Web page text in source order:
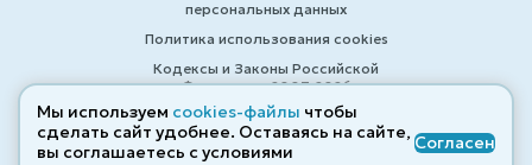
персональных данных
Политика использования cookies
Кодексы и Законы Российской
Федерации 2007-2026
© ZAKONRF.INFO
Мы используем cookies-файлы чтобы
сделать сайт удобнее. Оставаясь на сайте,
вы соглашаетесь с условиями
Согласен